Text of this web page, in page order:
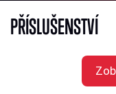
PŘÍSLUŠENSTVÍ